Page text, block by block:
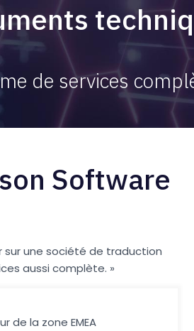
de services
Software
sur une société de traduction
aussi complète. »
de la zone EMEA